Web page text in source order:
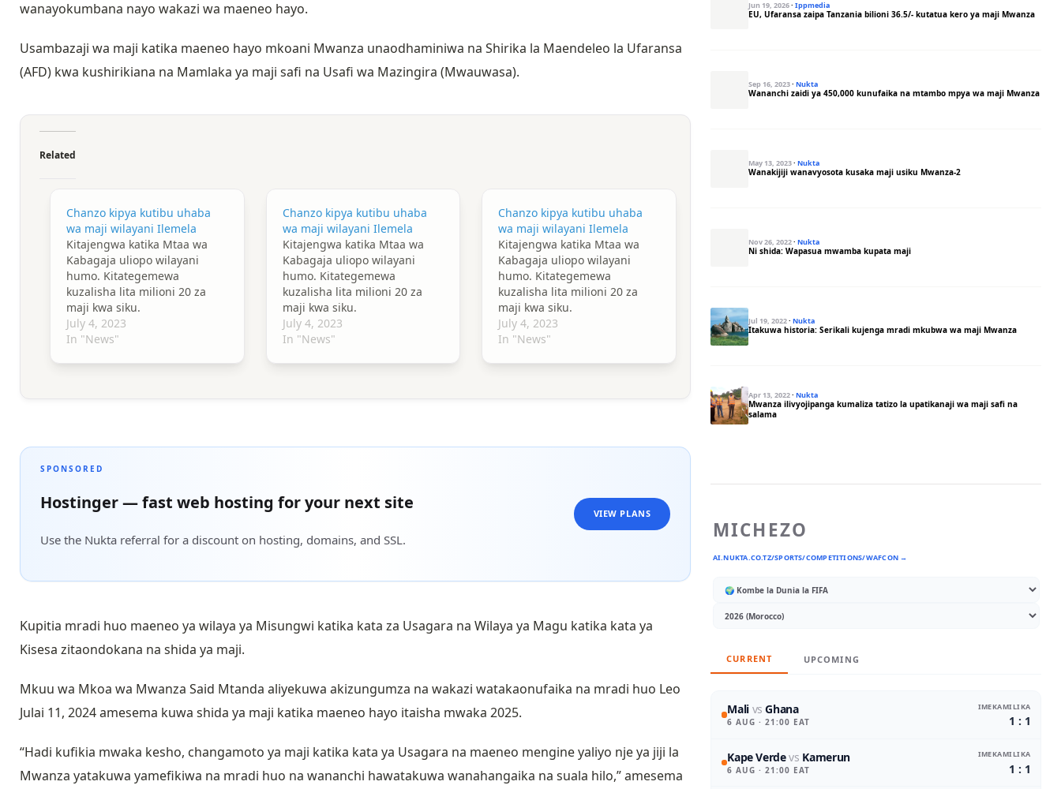
wanayokumbana nayo wakazi wa maeneo hayo.
Usambazaji wa maji katika maeneo hayo mkoani Mwanza unaodhaminiwa na Shirika la Maendeleo la Ufaransa
(AFD) kwa kushirikiana na Mamlaka ya maji safi na Usafi wa Mazingira (Mwauwasa).
Related
Chanzo kipya kutibu uhaba
wa maji wilayani Ilemela
Kitajengwa katika Mtaa wa
Kabagaja uliopo wilayani
humo. Kitategemewa
kuzalisha lita milioni 20 za
maji kwa siku.
July 4, 2023
In "News"
Chanzo kipya kutibu uhaba
wa maji wilayani Ilemela
Kitajengwa katika Mtaa wa
Kabagaja uliopo wilayani
humo. Kitategemewa
kuzalisha lita milioni 20 za
maji kwa siku.
July 4, 2023
In "News"
Chanzo kipya kutibu uhaba
wa maji wilayani Ilemela
Kitajengwa katika Mtaa wa
Kabagaja uliopo wilayani
humo. Kitategemewa
kuzalisha lita milioni 20 za
maji kwa siku.
July 4, 2023
In "News"
SPONSORED
Hostinger — fast web hosting for your next site
Use the Nukta referral for a discount on hosting, domains, and SSL.
VIEW PLANS
Kupitia mradi huo maeneo ya wilaya ya Misungwi katika kata za Usagara na Wilaya ya Magu katika kata ya
Kisesa zitaondokana na shida ya maji.
Mkuu wa Mkoa wa Mwanza Said Mtanda aliyekuwa akizungumza na wakazi watakaonufaika na mradi huo Leo
Julai 11, 2024 amesema kuwa shida ya maji katika maeneo hayo itaisha mwaka 2025.
“Hadi kufikia mwaka kesho, changamoto ya maji katika kata ya Usagara na maeneo mengine yaliyo nje ya jiji la
Mwanza yatakuwa yamefikiwa na mradi huo na wananchi hawatakuwa wanahangaika na suala hilo,” amesema
Jun 19, 2026·Ippmedia
EU, Ufaransa zaipa Tanzania bilioni 36.5/- kutatua kero ya maji Mwanza
Sep 16, 2023·Nukta
Wananchi zaidi ya 450,000 kunufaika na mtambo mpya wa maji Mwanza
May 13, 2023·Nukta
Wanakijiji wanavyosota kusaka maji usiku Mwanza-2
Nov 26, 2022·Nukta
Ni shida: Wapasua mwamba kupata maji
Jul 19, 2022·Nukta
Itakuwa historia: Serikali kujenga mradi mkubwa wa maji Mwanza
Apr 13, 2022·Nukta
Mwanza ilivyojipanga kumaliza tatizo la upatikanaji wa maji safi na
salama
MICHEZO
AI.NUKTA.CO.TZ/SPORTS/COMPETITIONS/WAFCON →
CURRENT UPCOMING
Mali vsGhana
6 AUG · 21:00 EAT
IMEKAMILIKA
1 : 1
Kape Verdevs Kamerun
6 AUG · 21:00 EAT
IMEKAMILIKA
1 : 1